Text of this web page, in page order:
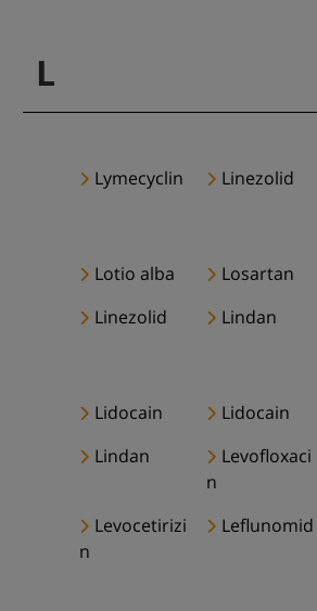
L
Lymecyclin Linezolid
Lotio alba
Losartan
Linezolid
Lindan
Lidocain
Lidocain
Lindan
Levofloxaci
n
Levocetirizi
n
Leflunomid